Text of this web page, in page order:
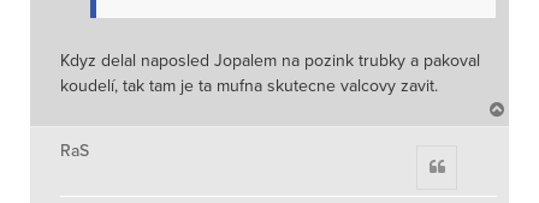
Kdyz delal naposled Jopalem na pozink trubky a pakoval
koudelí, tak tam je ta mufna skutecne valcovy zavit.
a
RaS